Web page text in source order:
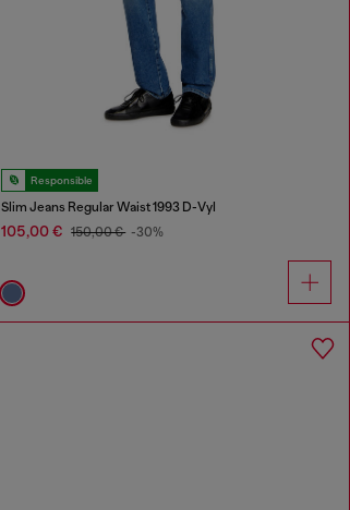
Responsible
Slim Jeans Regular Waist 1993 D-Vyl
105,00 € 150,00 € -30%